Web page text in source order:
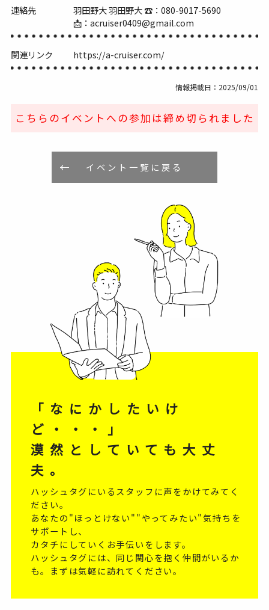
連絡先
羽田野大 羽田野大 ☎️：080-9017-5690
📩：acruiser0409@gmail.com
関連リンク https://a-cruiser.com/
情報掲載日：2025/09/01
こちらのイベントへの参加は締め切られました
イベント一覧に戻る
「なにかしたいけ
ど・・・」
漠然としていても大丈
夫。
ハッシュタグにいるスタッフに声をかけてみてく
ださい。
あなたの"ほっとけない""やってみたい"気持ちを
サポートし、
カタチにしていくお手伝いをします。
ハッシュタグには、同じ関心を抱く仲間がいるか
も。まずは気軽に訪れてください。